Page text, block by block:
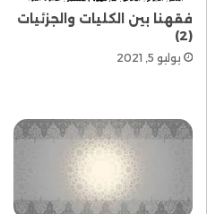
فقهنا بين الكليات والجزئيات
(2)
يوليو 5, 2021